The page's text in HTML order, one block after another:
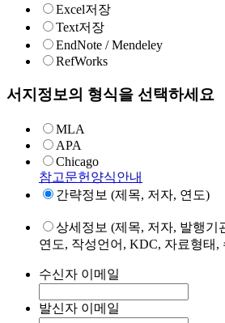
Excel저장
Text저장
EndNote / Mendeley
RefWorks
서지정보의 형식을 선택하세요
MLA
APA
Chicago
참고문헌양식안내
간략정보 (제목, 저자, 연도)
상세정보 (제목, 저자, 발행기
연도, 작성언어, KDC, 자료형태,
수신자 이메일
발신자 이메일